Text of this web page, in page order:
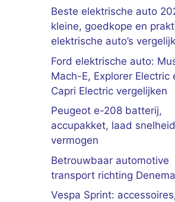
Beste elektrische auto
kleine, goedkope en
elektrische auto’s
Ford elektrische auto:
Mach-E, Explorer Electric
Capri Electric vergelijken
Peugeot e-208 batterij,
accupakket, laad
vermogen
Betrouwbaar automotive
transport richting
Vespa Sprint: